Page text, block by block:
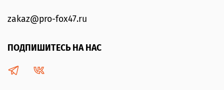
zakaz@pro-fox47.ru
ПОДПИШИТЕСЬ НА НАС